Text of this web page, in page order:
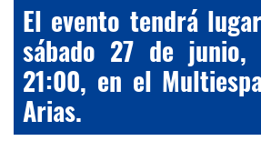
El evento tendrá
sábado 27 de
21:00, en el
Arias.